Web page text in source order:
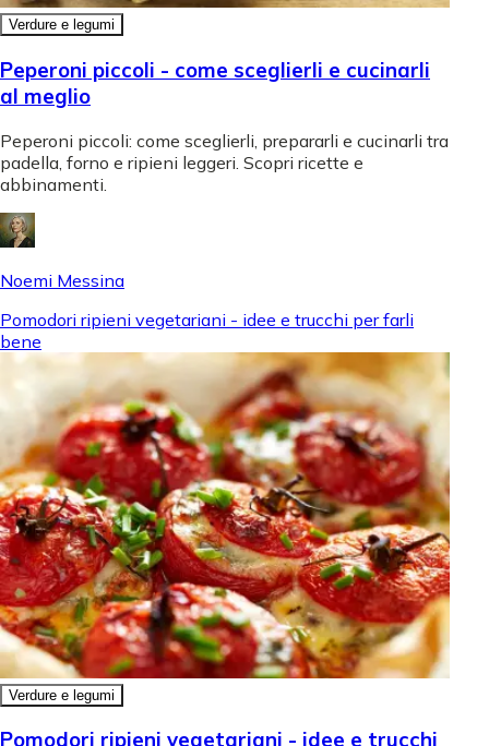
Verdure e legumi
Peperoni piccoli - come sceglierli e cucinarli
al meglio
Peperoni piccoli: come sceglierli, prepararli e cucinarli tra
padella, forno e ripieni leggeri. Scopri ricette e
abbinamenti.
Noemi Messina
Pomodori ripieni vegetariani - idee e trucchi per farli
bene
Verdure e legumi
Pomodori ripieni vegetariani - idee e trucchi